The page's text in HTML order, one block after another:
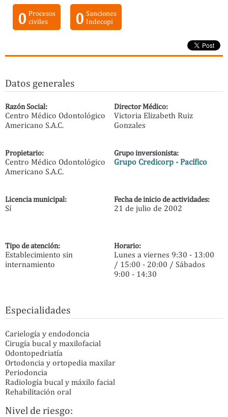
0 Procesos
civiles
0 Sanciones
Indecopi
Datos generales
Razón Social:
Centro Médico Odontológico
Americano S.A.C.
Director Médico:
Victoria Elizabeth Ruiz
Gonzales
Propietario:
Centro Médico Odontológico
Americano S.A.C.
Grupo inversionista:
Grupo Credicorp - Pacífico
Licencia municipal:
Sí
Fecha de inicio de actividades:
21 de julio de 2002
Tipo de atención:
Establecimiento sin
internamiento
Horario:
Lunes a viernes 9:30 - 13:00
/ 15:00 - 20:00 / Sábados
9:00 - 14:30
Especialidades
Carielogía y endodoncia
Cirugía bucal y maxilofacial
Odontopedriatía
Ortodoncia y ortopedia maxilar
Periodoncia
Radiología bucal y máxilo facial
Rehabilitación oral
Nivel de riesgo: